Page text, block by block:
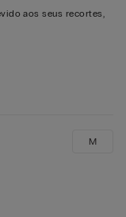
aos seus recortes,
M